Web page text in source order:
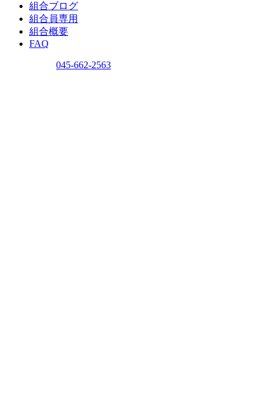
組合ブログ
組合員専用
組合概要
FAQ
045-662-2563